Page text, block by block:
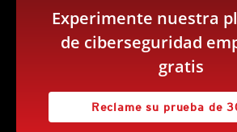
Experimente nuestra
de ciberseguridad
gratis
Reclame su prueba de